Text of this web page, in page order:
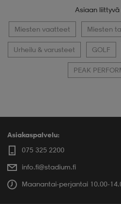
Asiaan
Miesten vaatteet Miesten
Urheilu & varusteet GOLF
PEAK
Asiakaspalvelu:
075 325 2200
info.fi@stadium.fi
Maanantai-perjantai 10.00-